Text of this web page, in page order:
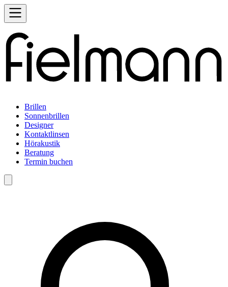
Brillen
Sonnenbrillen
Designer
Kontaktlinsen
Hörakustik
Beratung
Termin buchen